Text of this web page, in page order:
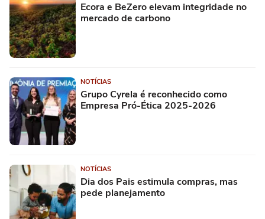
Ecora e BeZero elevam integridade no
mercado de carbono
NOTÍCIAS
Grupo Cyrela é reconhecido como
Empresa Pró-Ética 2025-2026
NOTÍCIAS
Dia dos Pais estimula compras, mas
pede planejamento